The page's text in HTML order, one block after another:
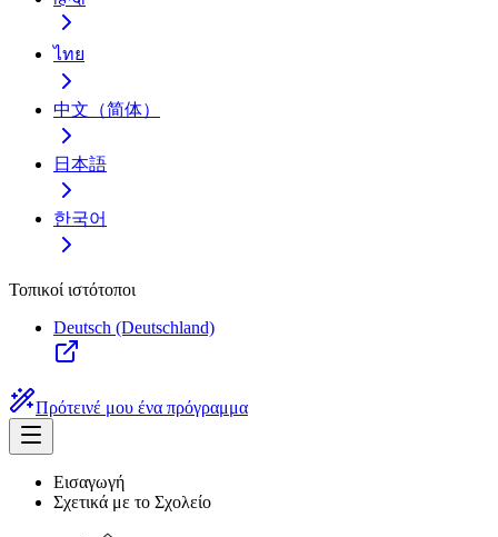
ไทย
中文（简体）
日本語
한국어
Τοπικοί ιστότοποι
Deutsch (Deutschland)
Πρότεινέ μου ένα πρόγραμμα
Εισαγωγή
Σχετικά με το Σχολείο